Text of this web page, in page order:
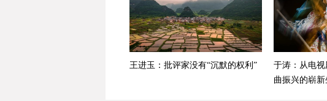
王进玉：批评家没有“沉默的权利”
于涛：从电
曲振兴的崭